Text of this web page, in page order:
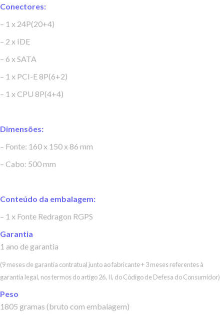
Conectores:
– 1 x 24P(20+4)
– 2 x IDE
– 6 x SATA
– 1 x PCI-E 8P(6+2)
– 1 x CPU 8P(4+4)
Dimensões:
– Fonte: 160 x 150 x 86 mm
– Cabo: 500 mm
Conteúdo da embalagem:
– 1 x Fonte Redragon RGPS
Garantia
1 ano de garantia
(9 meses de garantia contratual junto ao fabricante + 3 meses referentes à
garantia legal, nos termos do artigo 26, II, do Código de Defesa do Consumidor)
Peso
1805 gramas (bruto com embalagem)